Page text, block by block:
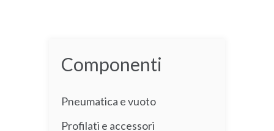
Componenti
Pneumatica e vuoto
Profilati e accessori